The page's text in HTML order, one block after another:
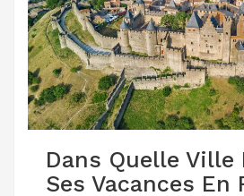
Dans Quelle Ville
Ses Vacances En